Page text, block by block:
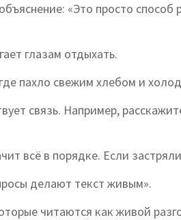
«Это просто
глазам отдыхать.
пахло свежим хлебом и
связь. Например,
всё в порядке. Если
делают текст живым».
читаются как живой